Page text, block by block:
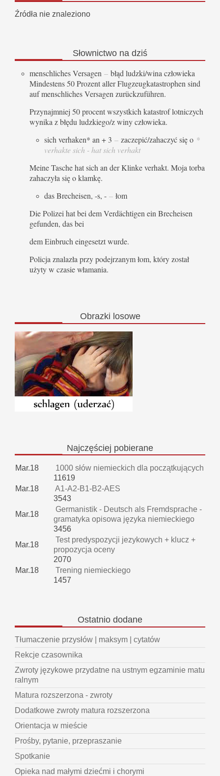
Źródła nie znaleziono
Słownictwo na dziś
menschliches Versagen – błąd ludzki/wina człowieka
Mindestens 50 Prozent aller Flugzeugkatastrophen sind
auf menschliches Versagen zurückzuführen.
Przynajmniej 50 procent wszystkich katastrof lotniczych
wynika z błędu ludzkiego/z winy człowieka.
sich verhaken* an + 3 – zaczepić/zahaczyć się o *
verhakte sich - hat sich verhakt
Meine Tasche hat sich an der Klinke verhakt. Moja torba
zahaczyła się o klamkę.
das Brecheisen, -s, - – łom
Die Polizei hat bei dem Verdächtigen ein Brecheisen
gefunden, das bei
dem Einbruch eingesetzt wurde.
Policja znalazła przy podejrzanym łom, który został
użyty w czasie włamania.
Obrazki losowe
Najczęściej pobierane
Mar.18
1000 słów niemieckich dla początkujących
11619
Mar.18
A1-A2-B1-B2-AES
3543
Mar.18
Germanistik - Deutsch als Fremdsprache -
gramatyka opisowa języka niemieckiego
3456
Mar.18
Test predyspozycji jezykowych + klucz +
propozycja oceny
2070
Mar.18
Trening niemieckiego
1457
Ostatnio dodane
Tłumaczenie przysłów | maksym | cytatów
Rekcje czasownika
Zwroty językowe przydatne na ustnym egzaminie matu
ralnym
Matura rozszerzona - zwroty
Dodatkowe zwroty matura rozszerzona
Orientacja w mieście
Prośby, pytanie, przepraszanie
Spotkanie
Opieka nad małymi dziećmi i chorymi